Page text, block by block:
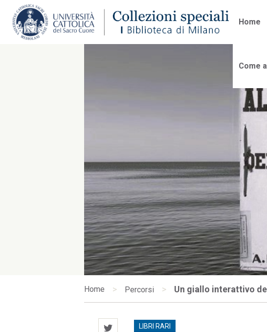
Home
Come
Home > Percorsi > Un giallo interattivo
LIBRI RARI